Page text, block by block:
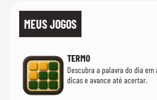
MEUS JOGOS
TERMO
Descubra a palavra do dia
dicas e avance até acertar.